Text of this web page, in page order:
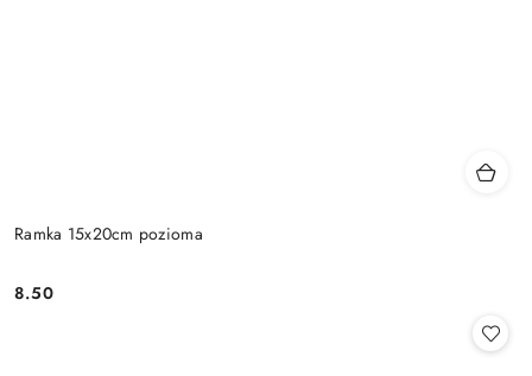
Ramka 15x20cm pozioma
Cena:
8.50